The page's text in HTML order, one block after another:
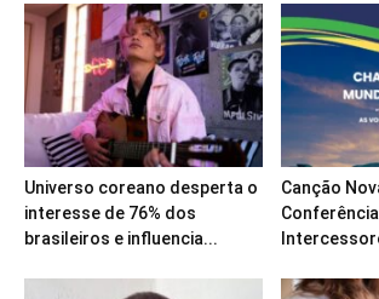
Universo coreano desperta o
interesse de 76% dos
brasileiros e influencia...
Canção